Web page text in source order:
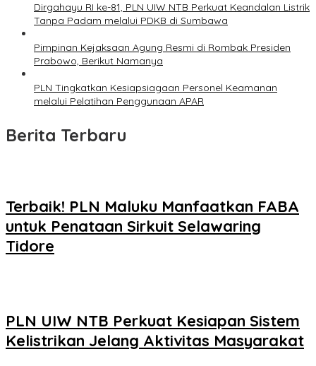
Dirgahayu RI ke-81, PLN UIW NTB Perkuat Keandalan Listrik
Tanpa Padam melalui PDKB di Sumbawa
Pimpinan Kejaksaan Agung Resmi di Rombak Presiden
Prabowo, Berikut Namanya
PLN Tingkatkan Kesiapsiagaan Personel Keamanan
melalui Pelatihan Penggunaan APAR
Berita Terbaru
Terbaik! PLN Maluku Manfaatkan FABA
untuk Penataan Sirkuit Selawaring
Tidore
PLN UIW NTB Perkuat Kesiapan Sistem
Kelistrikan Jelang Aktivitas Masyarakat